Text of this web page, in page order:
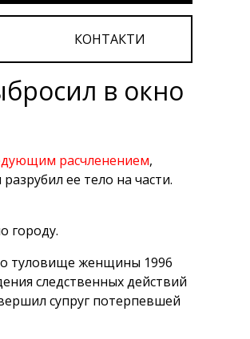
КОНТАКТИ
в окно
расчленением,
ее тело на части.
городу.
туловище женщины 1996
следственных действий
супруг потерпевшей